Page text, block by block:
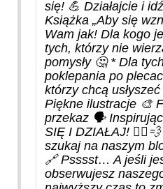
się! 💪 Działajcie i
Książka „Aby się
Wam jak! Dla kogo
tych, którzy nie
pomysły 🤔 * Dla
poklepania po
którzy chcą
Piękne ilustracje 🎨
przekaz 🗣️
SIĘ I DZIAŁAJ!
szukaj na naszym
🔗 Psssst… A jeśli
obserwujesz